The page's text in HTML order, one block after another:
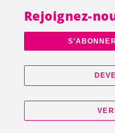
Rejoignez-